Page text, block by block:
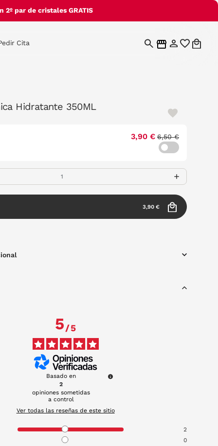
par de cristales GRATIS
Cita
Hidratante 350ML
3,90 € 6,50 €
3,90 €
5/5
Basado en
2
opiniones sometidas
a control
Ver todas las reseñas de este sitio
2
0